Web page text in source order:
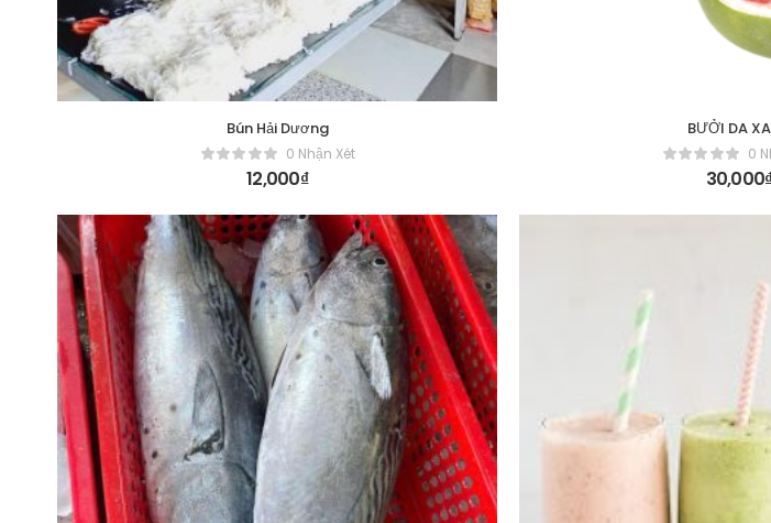
Bún Hải Dương
0 Nhận Xét
12,000₫
BƯỞI DA
0
30,000